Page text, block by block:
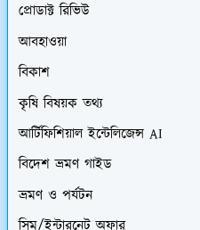
প্রোডাক্ট রিভিউ
আবহাওয়া
বিকাশ
কৃষি বিষয়ক তথ্য
আর্টিফিশিয়াল ইন্টেলিজেন্স AI
বিদেশ ভ্রমণ গাইড
ভ্রমণ ও পর্যটন